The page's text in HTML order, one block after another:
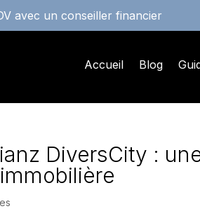
avec un conseiller financier
Accueil Blog
DiversCity :